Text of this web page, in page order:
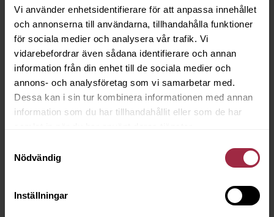
Vi använder enhetsidentifierare för att anpassa innehållet
och annonserna till användarna, tillhandahålla funktioner
för sociala medier och analysera vår trafik. Vi
vidarebefordrar även sådana identifierare och annan
information från din enhet till de sociala medier och
annons- och analysföretag som vi samarbetar med.
Dessa kan i sin tur kombinera informationen med annan
information som du har tillhandahållit eller som de har
Nödvändig
Inställningar